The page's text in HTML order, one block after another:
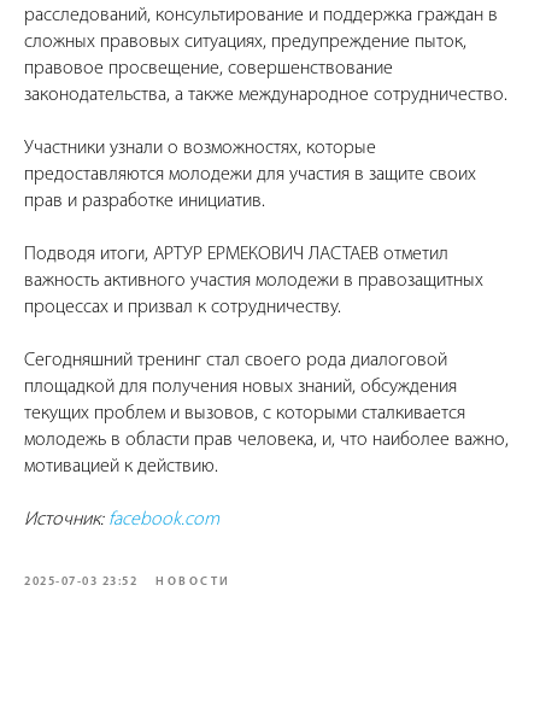
расследований, консультирование и поддержка граждан в
сложных правовых ситуациях, предупреждение пыток,
правовое просвещение, совершенствование
законодательства, а также международное сотрудничество.
Участники узнали о возможностях, которые
предоставляются молодежи для участия в защите своих
прав и разработке инициатив.
Подводя итоги, АРТУР ЕРМЕКОВИЧ ЛАСТАЕВ отметил
важность активного участия молодежи в правозащитных
процессах и призвал к сотрудничеству.
Сегодняшний тренинг стал своего рода диалоговой
площадкой для получения новых знаний, обсуждения
текущих проблем и вызовов, с которыми сталкивается
молодежь в области прав человека, и, что наиболее важно,
мотивацией к действию.
Источник: facebook.com
2025-07-03 23:52 НОВОСТИ